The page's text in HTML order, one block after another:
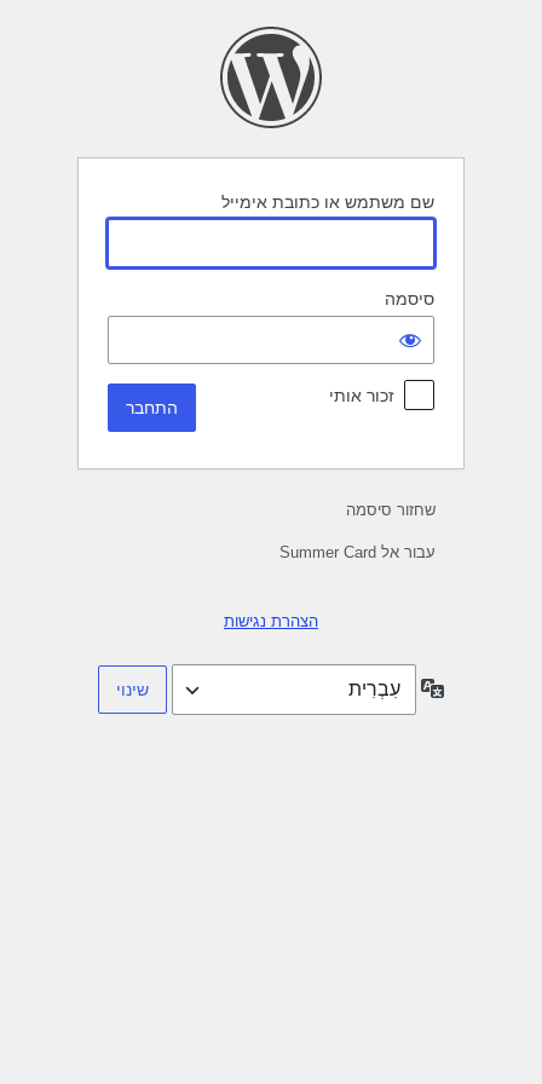
שם משתמש או כתובת אימייל
סיסמה
זכור אותי
שחזור סיסמה
עבור אל Summer Card
הצהרת נגישות
שפה